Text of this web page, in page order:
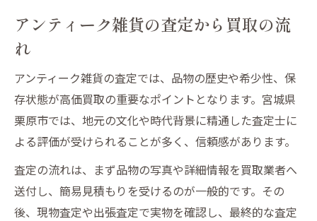
アンティーク雑貨の査定から買取の流
れ
アンティーク雑貨の査定では、品物の歴史や希少性、保
存状態が高価買取の重要なポイントとなります。宮城県
栗原市では、地元の文化や時代背景に精通した査定士に
よる評価が受けられることが多く、信頼感があります。
査定の流れは、まず品物の写真や詳細情報を買取業者へ
送付し、簡易見積もりを受けるのが一般的です。その
後、現物査定や出張査定で実物を確認し、最終的な査定